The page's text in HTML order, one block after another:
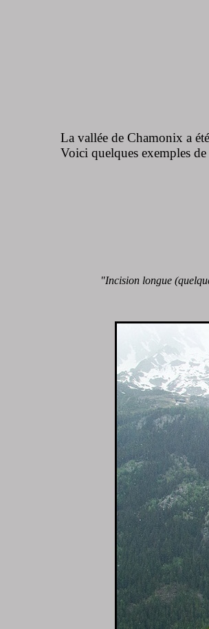
La vallée de Chamonix a
Voici quelques exemples de
"Incision longue